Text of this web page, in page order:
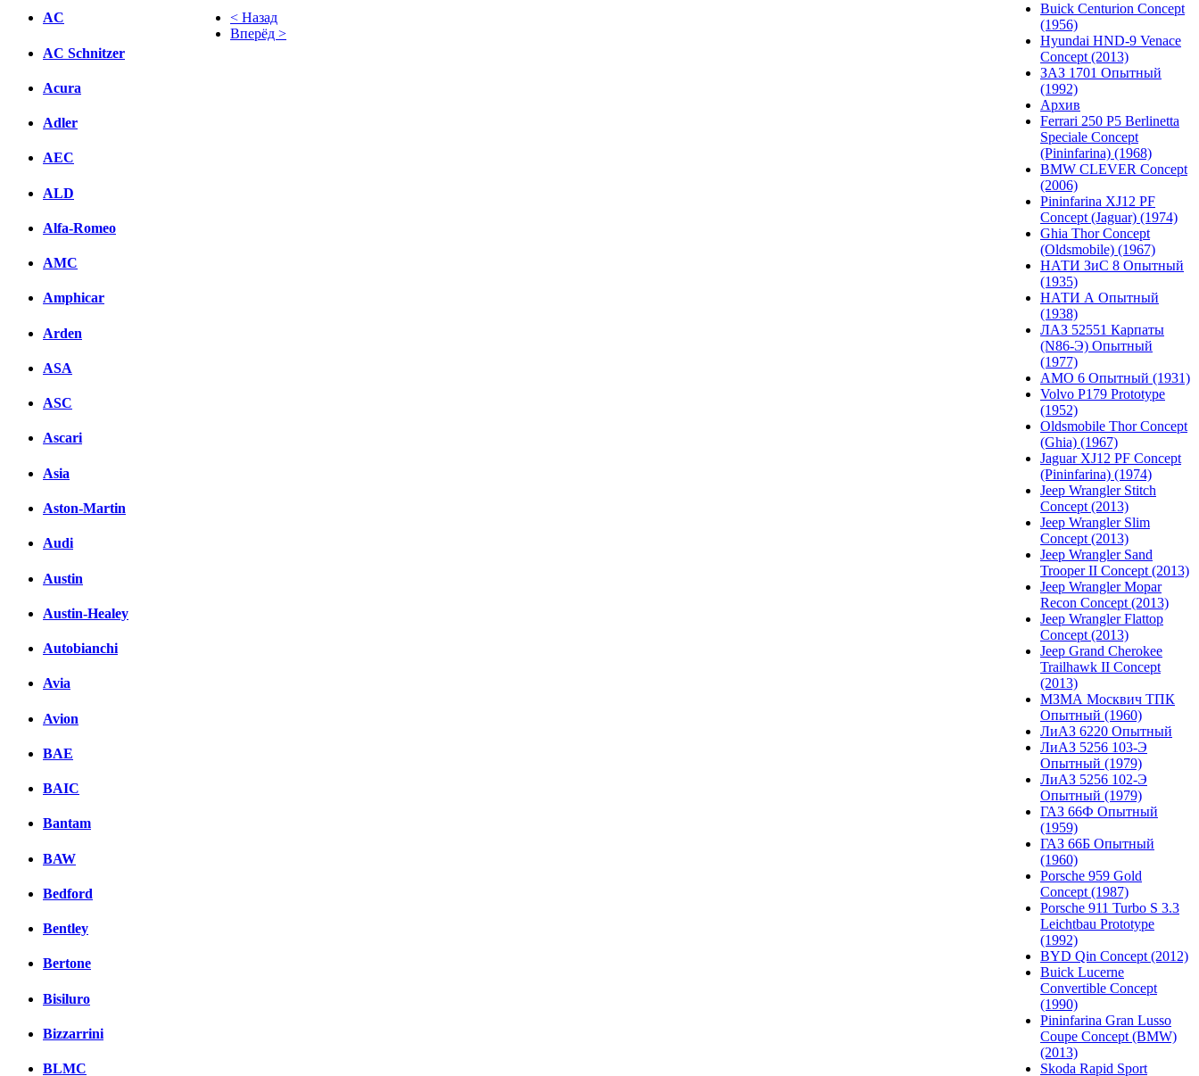
AC
AC Schnitzer
Acura
Adler
AEC
ALD
Alfa-Romeo
AMC
Amphicar
Arden
ASA
ASC
Ascari
Asia
Aston-Martin
Audi
Austin
Austin-Healey
Autobianchi
Avia
Avion
BAE
BAIC
Bantam
BAW
Bedford
Bentley
Bertone
Bisiluro
Bizzarrini
BLMC
< Назад
Вперёд >
Buick Centurion Concept
(1956)
Hyundai HND-9 Venace
Concept (2013)
ЗАЗ 1701 Опытный
(1992)
Архив
Ferrari 250 P5 Berlinetta
Speciale Concept
(Pininfarina) (1968)
BMW CLEVER Concept
(2006)
Pininfarina XJ12 PF
Concept (Jaguar) (1974)
Ghia Thor Concept
(Oldsmobile) (1967)
НАТИ ЗиС 8 Опытный
(1935)
НАТИ А Опытный
(1938)
ЛАЗ 52551 Карпаты
(N86-Э) Опытный
(1977)
АМО 6 Опытный (1931)
Volvo P179 Prototype
(1952)
Oldsmobile Thor Concept
(Ghia) (1967)
Jaguar XJ12 PF Concept
(Pininfarina) (1974)
Jeep Wrangler Stitch
Concept (2013)
Jeep Wrangler Slim
Concept (2013)
Jeep Wrangler Sand
Trooper II Concept (2013)
Jeep Wrangler Mopar
Recon Concept (2013)
Jeep Wrangler Flattop
Concept (2013)
Jeep Grand Cherokee
Trailhawk II Concept
(2013)
МЗМА Москвич ТПК
Опытный (1960)
ЛиАЗ 6220 Опытный
ЛиАЗ 5256 103-Э
Опытный (1979)
ЛиАЗ 5256 102-Э
Опытный (1979)
ГАЗ 66Ф Опытный
(1959)
ГАЗ 66Б Опытный
(1960)
Porsche 959 Gold
Concept (1987)
Porsche 911 Turbo S 3.3
Leichtbau Prototype
(1992)
BYD Qin Concept (2012)
Buick Lucerne
Convertible Concept
(1990)
Pininfarina Gran Lusso
Coupe Concept (BMW)
(2013)
Skoda Rapid Sport